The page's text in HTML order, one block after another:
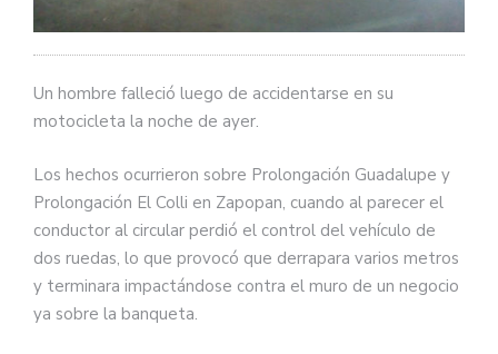
Un hombre falleció luego de accidentarse en su
motocicleta la noche de ayer.
Los hechos ocurrieron sobre Prolongación Guadalupe y
Prolongación El Colli en Zapopan, cuando al parecer el
conductor al circular perdió el control del vehículo de
dos ruedas, lo que provocó que derrapara varios metros
y terminara impactándose contra el muro de un negocio
ya sobre la banqueta.